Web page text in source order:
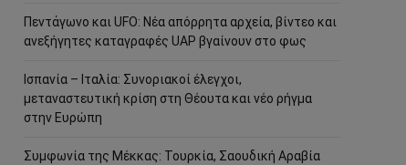
Πεντάγωνο και UFO: Νέα απόρρητα αρχεία, βίντεο και
ανεξήγητες καταγραφές UAP βγαίνουν στο φως
Ισπανία – Ιταλία: Συνοριακοί έλεγχοι,
μεταναστευτική κρίση στη Θέουτα και νέο ρήγμα
στην Ευρώπη
Συμφωνία της Μέκκας: Τουρκία, Σαουδική Αραβία